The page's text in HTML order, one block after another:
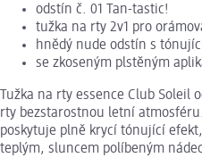
odstín č. 01 Tan-tastic!
tužka na rty 2v1 pro
hnědý nude odstín s
se zkoseným plstěným
Tužka na rty essence Club
rty bezstarostnou letní
poskytuje plně krycí tónující
teplým, sluncem políbeným